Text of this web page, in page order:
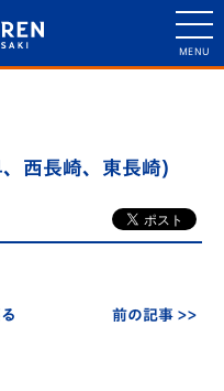
西長崎、東長崎)
前の記事 >>